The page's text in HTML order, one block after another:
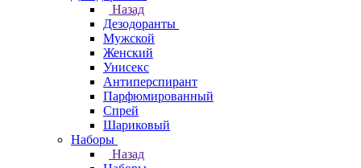
Назад
Дезодоранты
Мужской
Женский
Унисекс
Антиперспирант
Парфюмированный
Спрей
Шариковый
Наборы
Назад